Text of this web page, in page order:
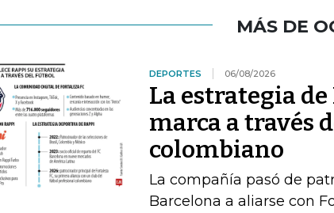
MÁS DE
DEPORTES 06/08/2026
La estrategia
marca a través
colombiano
La compañía pasó de
Barcelona a aliarse con